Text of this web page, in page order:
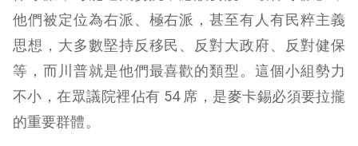
他們被定位為右派、極右派，甚至有人有民粹主義
思想，大多數堅持反移民、反對大政府、反對健保
等，而川普就是他們最喜歡的類型。這個小組勢力
不小，在眾議院裡佔有 54 席，是麥卡錫必須要拉攏
的重要群體。